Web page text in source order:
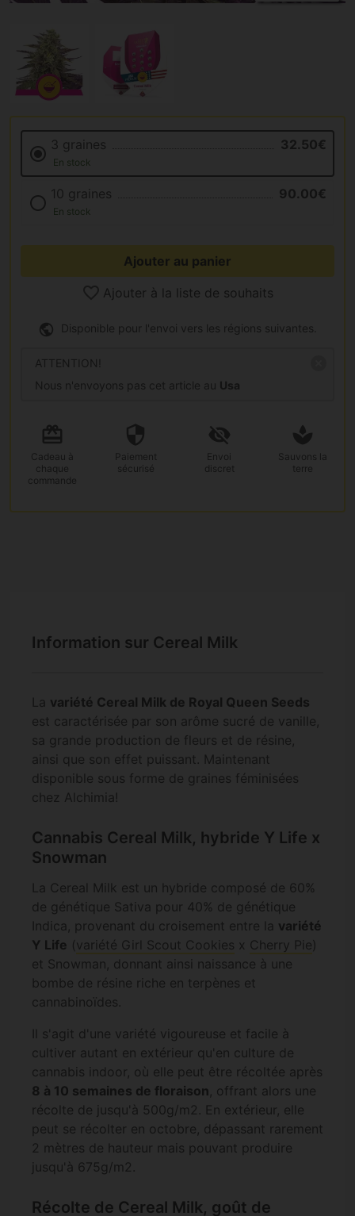
3 graines 32.50€
En stock
10 graines 90.00€
En stock
Ajouter au panier
Ajouter à la liste de souhaits
Disponible pour l'envoi vers les régions suivantes.
ATTENTION!
Nous n'envoyons pas cet article au Usa
Cadeau à
chaque
commande
Paiement
sécurisé
Envoi
discret
Sauvons la
terre
Information sur Cereal Milk
La variété Cereal Milk de Royal Queen Seeds
est caractérisée par son arôme sucré de vanille,
sa grande production de fleurs et de résine,
ainsi que son effet puissant. Maintenant
disponible sous forme de graines féminisées
chez Alchimia!
Cannabis Cereal Milk, hybride Y Life x
Snowman
La Cereal Milk est un hybride composé de 60%
de génétique Sativa pour 40% de génétique
Indica, provenant du croisement entre la variété
Y Life ( variété Girl Scout Cookies x Cherry Pie)
et Snowman, donnant ainsi naissance à une
bombe de résine riche en terpènes et
cannabinoïdes.
Il s'agit d'une variété vigoureuse et facile à
cultiver autant en extérieur qu'en culture de
cannabis indoor, où elle peut être récoltée après
8 à 10 semaines de floraison, offrant alors une
récolte de jusqu'à 500g/m2. En extérieur, elle
peut se récolter en octobre, dépassant rarement
2 mètres de hauteur mais pouvant produire
jusqu'à 675g/m2.
Récolte de Cereal Milk, goût de